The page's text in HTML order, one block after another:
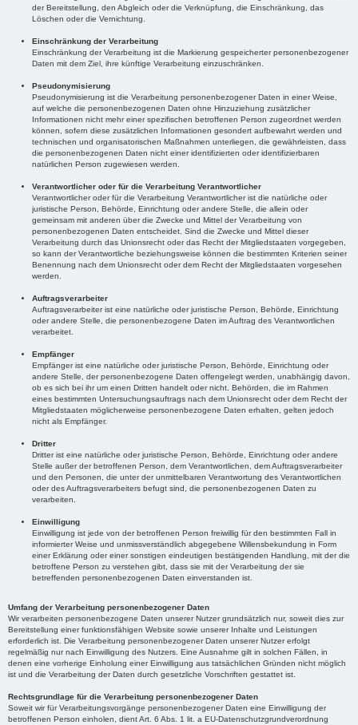
der Bereitstellung, den Abgleich oder die Verknüpfung, die Einschränkung, das
Löschen oder die Vernichtung.
Einschränkung der Verarbeitung
Einschränkung der Verarbeitung ist die Markierung gespeicherter personenbezogener
Daten mit dem Ziel, ihre künftige Verarbeitung einzuschränken.
Pseudonymisierung
Pseudonymisierung ist die Verarbeitung personenbezogener Daten in einer Weise,
auf welche die personenbezogenen Daten ohne Hinzuziehung zusätzlicher
Informationen nicht mehr einer spezifischen betroffenen Person zugeordnet werden
können, sofern diese zusätzlichen Informationen gesondert aufbewahrt werden und
technischen und organisatorischen Maßnahmen unterliegen, die gewährleisten, dass
die personenbezogenen Daten nicht einer identifizierten oder identifizierbaren
natürlichen Person zugewiesen werden.
Verantwortlicher oder für die Verarbeitung Verantwortlicher
Verantwortlicher oder für die Verarbeitung Verantwortlicher ist die natürliche oder
juristische Person, Behörde, Einrichtung oder andere Stelle, die allein oder
gemeinsam mit anderen über die Zwecke und Mittel der Verarbeitung von
personenbezogenen Daten entscheidet. Sind die Zwecke und Mittel dieser
Verarbeitung durch das Unionsrecht oder das Recht der Mitgliedstaaten vorgegeben,
so kann der Verantwortliche beziehungsweise können die bestimmten Kriterien seiner
Benennung nach dem Unionsrecht oder dem Recht der Mitgliedstaaten vorgesehen
werden.
Auftragsverarbeiter
Auftragsverarbeiter ist eine natürliche oder juristische Person, Behörde, Einrichtung
oder andere Stelle, die personenbezogene Daten im Auftrag des Verantwortlichen
verarbeitet.
Empfänger
Empfänger ist eine natürliche oder juristische Person, Behörde, Einrichtung oder
andere Stelle, der personenbezogene Daten offengelegt werden, unabhängig davon,
ob es sich bei ihr um einen Dritten handelt oder nicht. Behörden, die im Rahmen
eines bestimmten Untersuchungsauftrags nach dem Unionsrecht oder dem Recht der
Mitgliedstaaten möglicherweise personenbezogene Daten erhalten, gelten jedoch
nicht als Empfänger.
Dritter
Dritter ist eine natürliche oder juristische Person, Behörde, Einrichtung oder andere
Stelle außer der betroffenen Person, dem Verantwortlichen, dem Auftragsverarbeiter
und den Personen, die unter der unmittelbaren Verantwortung des Verantwortlichen
oder des Auftragsverarbeiters befugt sind, die personenbezogenen Daten zu
verarbeiten.
Einwilligung
Einwilligung ist jede von der betroffenen Person freiwillig für den bestimmten Fall in
informierter Weise und unmissverständlich abgegebene Willensbekundung in Form
einer Erklärung oder einer sonstigen eindeutigen bestätigenden Handlung, mit der die
betroffene Person zu verstehen gibt, dass sie mit der Verarbeitung der sie
betreffenden personenbezogenen Daten einverstanden ist.
Umfang der Verarbeitung personenbezogener Daten
Wir verarbeiten personenbezogene Daten unserer Nutzer grundsätzlich nur, soweit dies zur
Bereitstellung einer funktionsfähigen Website sowie unserer Inhalte und Leistungen
erforderlich ist. Die Verarbeitung personenbezogener Daten unserer Nutzer erfolgt
regelmäßig nur nach Einwilligung des Nutzers. Eine Ausnahme gilt in solchen Fällen, in
denen eine vorherige Einholung einer Einwilligung aus tatsächlichen Gründen nicht möglich
ist und die Verarbeitung der Daten durch gesetzliche Vorschriften gestattet ist.
Rechtsgrundlage für die Verarbeitung personenbezogener Daten
Soweit wir für Verarbeitungsvorgänge personenbezogener Daten eine Einwilligung der
betroffenen Person einholen, dient Art. 6 Abs. 1 lit. a EU-Datenschutzgrundverordnung